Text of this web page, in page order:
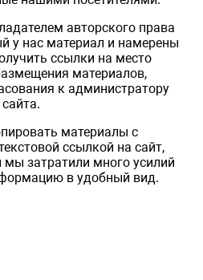
авторского права
у нас материал и намерены
ссылки на место
материалов,
к администратору
сайта.
материалы с
ссылкой на сайт,
затратили много усилий
в удобный вид.